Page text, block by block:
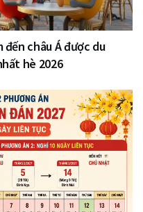
châu Á được du
hè 2026